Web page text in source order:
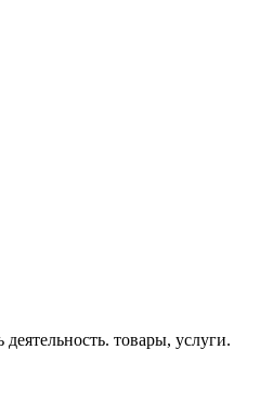
товары, услуги.